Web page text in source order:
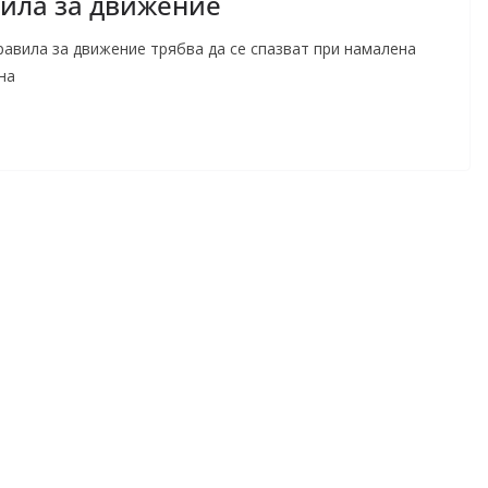
за движение трябва да се спазват при намалена